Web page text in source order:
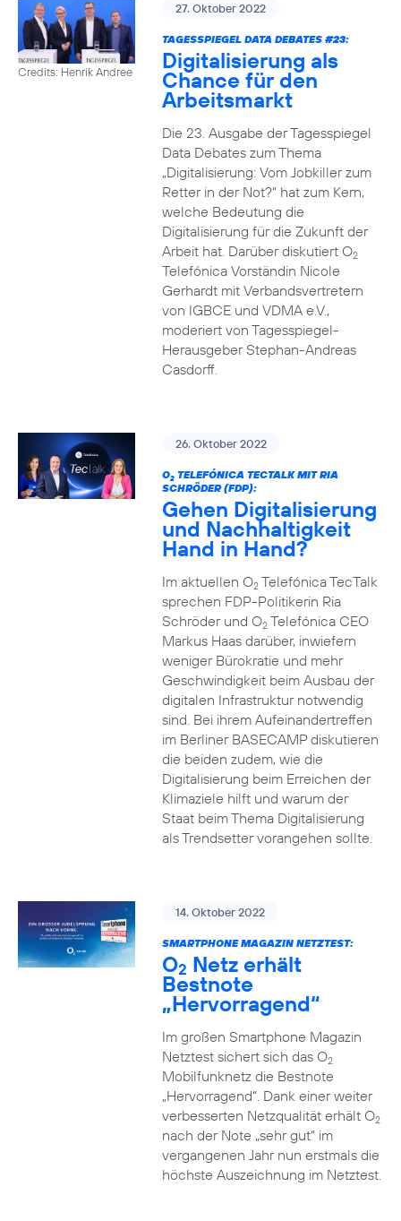
Credits: Henrik Andree
27. Oktober 2022
TAGESSPIEGEL DATA DEBATES #23:
Digitalisierung als
Chance für den
Arbeitsmarkt
Die 23. Ausgabe der Tagesspiegel
Data Debates zum Thema
„Digitalisierung: Vom Jobkiller zum
Retter in der Not?“ hat zum Kern,
welche Bedeutung die
Digitalisierung für die Zukunft der
Arbeit hat. Darüber diskutiert O2
Telefónica Vorständin Nicole
Gerhardt mit Verbandsvertretern
von IGBCE und VDMA e.V.,
moderiert von Tagesspiegel-
Herausgeber Stephan-Andreas
Casdorff.
26. Oktober 2022
O2TELEFÓNICA TECTALK MIT RIA
SCHRÖDER (FDP):
Gehen Digitalisierung
und Nachhaltigkeit
Hand in Hand?
Im aktuellen O2Telefónica TecTalk
sprechen FDP-Politikerin Ria
Schröder und O2Telefónica CEO
Markus Haas darüber, inwiefern
weniger Bürokratie und mehr
Geschwindigkeit beim Ausbau der
digitalen Infrastruktur notwendig
sind. Bei ihrem Aufeinandertreffen
im Berliner BASECAMP diskutieren
die beiden zudem, wie die
Digitalisierung beim Erreichen der
Klimaziele hilft und warum der
Staat beim Thema Digitalisierung
als Trendsetter vorangehen sollte.
14. Oktober 2022
SMARTPHONE MAGAZIN NETZTEST:
O2 Netz erhält
Bestnote
„Hervorragend“
Im großen Smartphone Magazin
Netztest sichert sich das O2
Mobilfunknetz die Bestnote
„Hervorragend“. Dank einer weiter
verbesserten Netzqualität erhält O2
nach der Note „sehr gut“ im
vergangenen Jahr nun erstmals die
höchste Auszeichnung im Netztest.